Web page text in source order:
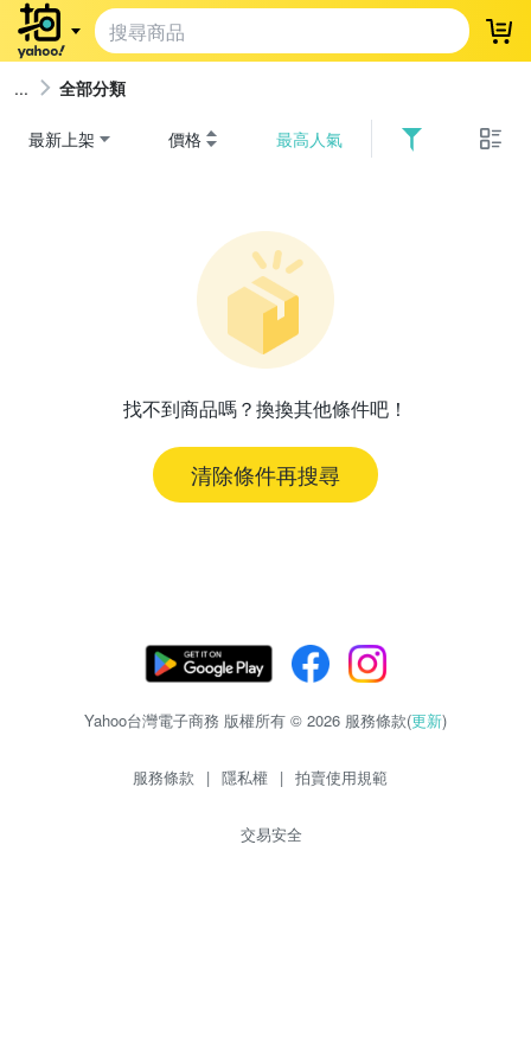
登
全部分類
最新上架 價格 最高人氣
找不到商品嗎？換換其他條件吧！
清除條件再搜尋
Yahoo台灣電子商務 版權所有 © 2026 服務條款(更新)
服務條款 | 隱私權 | 拍賣使用規範
交易安全